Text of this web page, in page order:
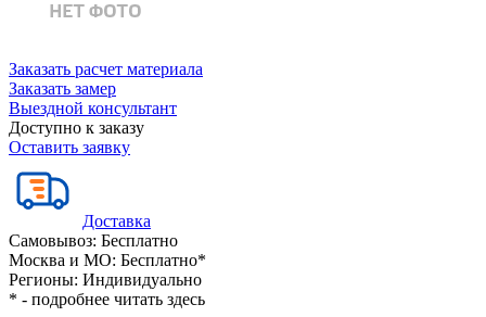
Заказать расчет материала
Заказать замер
Выездной консультант
Доступно к заказу
Оставить заявку
Доставка
Самовывоз: Бесплатно
Москва и МО: Бесплатно*
Регионы: Индивидуально
* - подробнее читать здесь